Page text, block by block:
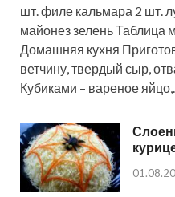
шт. филе кальмара 2 шт.
майонез зелень Таблица
Домашняя кухня
ветчину, твердый сыр,
Кубиками – вареное